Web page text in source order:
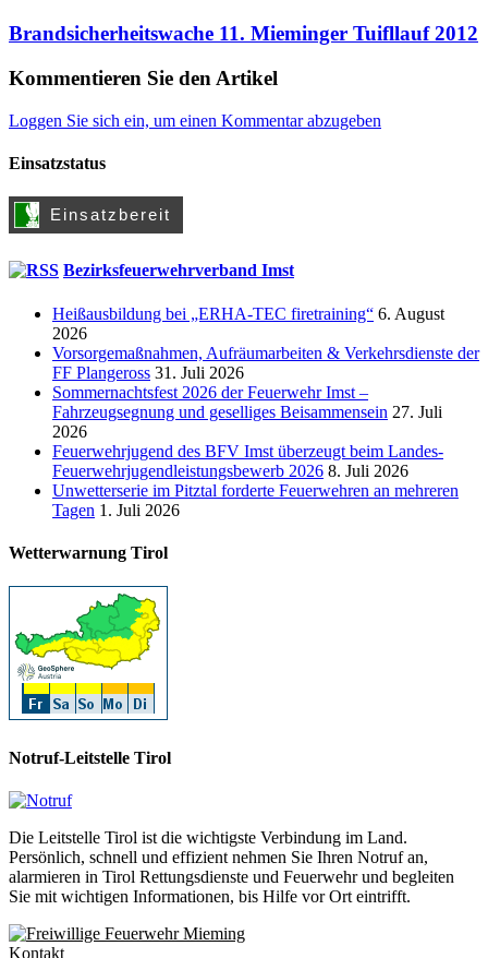
Brandsicherheitswache 11. Mieminger Tuifllauf 2012
Kommentieren Sie den Artikel
Loggen Sie sich ein, um einen Kommentar abzugeben
Einsatzstatus
Bezirksfeuerwehrverband Imst
Heißausbildung bei „ERHA-TEC firetraining“ 6. August
2026
Vorsorgemaßnahmen, Aufräumarbeiten & Verkehrsdienste der
FF Plangeross 31. Juli 2026
Sommernachtsfest 2026 der Feuerwehr Imst –
Fahrzeugsegnung und geselliges Beisammensein 27. Juli
2026
Feuerwehrjugend des BFV Imst überzeugt beim Landes-
Feuerwehrjugendleistungsbewerb 2026 8. Juli 2026
Unwetterserie im Pitztal forderte Feuerwehren an mehreren
Tagen 1. Juli 2026
Wetterwarnung Tirol
Notruf-Leitstelle Tirol
Die Leitstelle Tirol ist die wichtigste Verbindung im Land.
Persönlich, schnell und effizient nehmen Sie Ihren Notruf an,
alarmieren in Tirol Rettungsdienste und Feuerwehr und begleiten
Sie mit wichtigen Informationen, bis Hilfe vor Ort eintrifft.
Kontakt